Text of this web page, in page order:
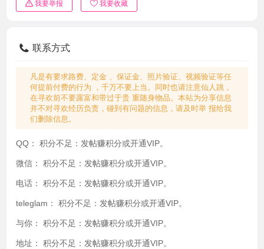
我要举报 我要收藏
联系方式
凡是有要求路费、定金 、保证金、照片验证、视频验证等任
何提前付费的行为 ，千万不要上当。同时也请注意仙人跳，
在寻欢前不要露富和带过于贵 重随身物品。本站为分享信息
并不对寻欢经历负责，碰到有问题的信息，请及时举 报给我
们删除信息。
QQ： 积分不足：发帖赚积分或开通VIP。
微信： 积分不足：发帖赚积分或开通VIP。
电话： 积分不足：发帖赚积分或开通VIP。
teleglam： 积分不足：发帖赚积分或开通VIP。
与你： 积分不足：发帖赚积分或开通VIP。
地址： 积分不足：发帖赚积分或开通VIP。